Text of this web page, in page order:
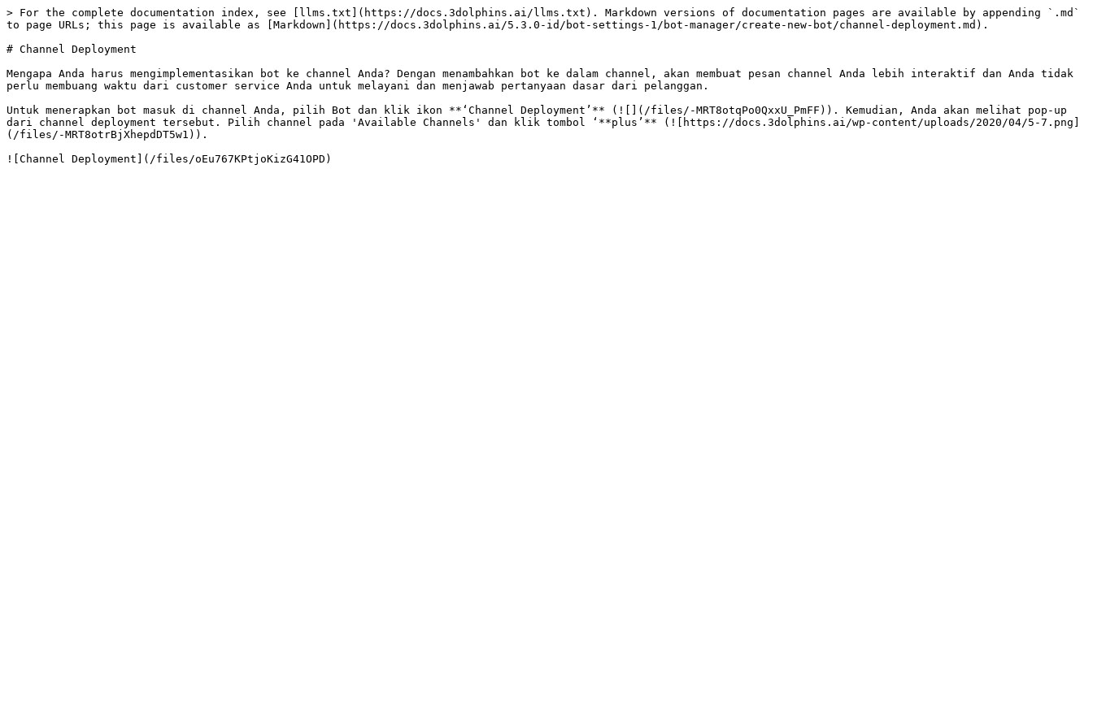
> For the complete documentation index, see [llms.txt](https://docs.3dolphins.ai/llms.txt). Markdown versions of documentation pages are available by appending `.md`
to page URLs; this page is available as [Markdown](https://docs.3dolphins.ai/5.3.0-id/bot-settings-1/bot-manager/create-new-bot/channel-deployment.md).
# Channel Deployment
Mengapa Anda harus mengimplementasikan bot ke channel Anda? Dengan menambahkan bot ke dalam channel, akan membuat pesan channel Anda lebih interaktif dan Anda tidak
perlu membuang waktu dari customer service Anda untuk melayani dan menjawab pertanyaan dasar dari pelanggan.
Untuk menerapkan bot masuk di channel Anda, pilih Bot dan klik ikon **‘Channel Deployment’** (![](/files/-MRT8otqPo0QxxU_PmFF)). Kemudian, Anda akan melihat pop-up
dari channel deployment tersebut. Pilih channel pada 'Available Channels' dan klik tombol ‘**plus’** (![https://docs.3dolphins.ai/wp-content/uploads/2020/04/5-7.png]
(/files/-MRT8otrBjXhepdDT5w1)).